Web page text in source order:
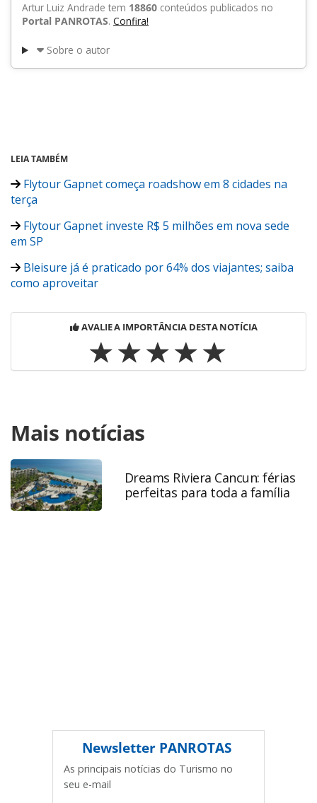
Artur Luiz Andrade tem 18860 conteúdos publicados no
Portal PANROTAS. Confira!
Sobre o autor
LEIA TAMBÉM
Flytour Gapnet começa roadshow em 8 cidades na
terça
Flytour Gapnet investe R$ 5 milhões em nova sede
em SP
Bleisure já é praticado por 64% dos viajantes; saiba
como aproveitar
AVALIE A IMPORTÂNCIA DESTA NOTÍCIA
https://www.panrotas.com.br/viagens-
corporativas/mercado/2016/09/veja-quem-e-quem-na-
nova-flytour-gapnet_129606.html ou as ferramentas
oferecidas na página. Todo o conteúdo produzido pela
PANROTAS Editora é protegido pela legislação brasileira
sobre direito autoral. Não reproduza o conteúdo sem
Mais notícias
Dreams Riviera Cancun: férias
perfeitas para toda a família
Newsletter PANROTAS
As principais notícias do Turismo no
seu e-mail